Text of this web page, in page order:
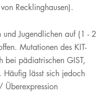
Recklinghausen).
und Jugendlichen auf (1 - 2
Mutationen des KIT-
bei pädiatrischen GIST,
Häufig lässt sich jedoch
Überexpression